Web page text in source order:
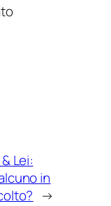
Lei:
in
→